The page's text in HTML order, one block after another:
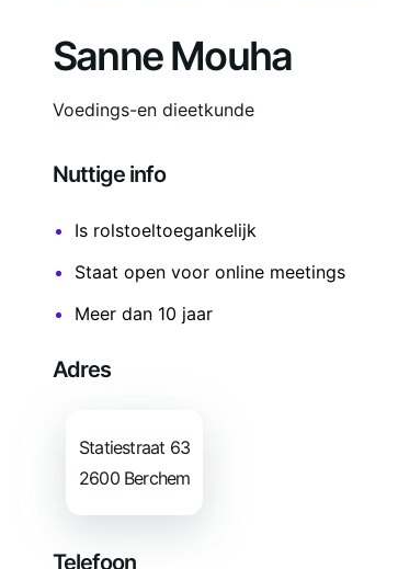
Sanne Mouha
Voedings-en dieetkunde
Nuttige info
Is rolstoeltoegankelijk
Staat open voor online meetings
Meer dan 10 jaar
Adres
Statiestraat 63
2600 Berchem
Telefoon